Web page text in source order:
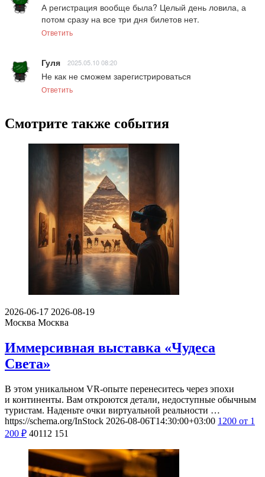
А регистрация вообще была? Целый день ловила, а
потом сразу на все три дня билетов нет.
Ответить
Гуля 2025.05.10 08:20
Не как не сможем зарегистрироваться
Ответить
Смотрите также события
2026-06-17 2026-08-19
Москва Москва
Иммерсивная выставка «Чудеса
Света»
В этом уникальном VR-опыте перенеситесь через эпохи
и континенты. Вам откроются детали, недоступные обычным
туристам. Наденьте очки виртуальной реальности …
https://schema.org/InStock 2026-08-06T14:30:00+03:00 1200 от 1
200 ₽ 40112 151